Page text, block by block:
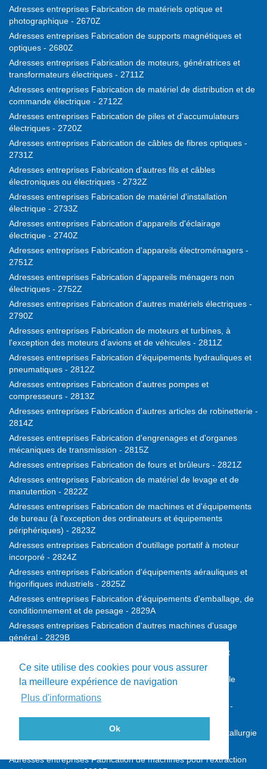
Ce site utilise des cookies pour vous assurer
la meilleure expérience de navigation
Plus d'informations
Ok
Adresses entreprises Fabrication de matériels optique et
photographique - 2670Z
Adresses entreprises Fabrication de supports magnétiques et
optiques - 2680Z
Adresses entreprises Fabrication de moteurs, génératrices et
transformateurs électriques - 2711Z
Adresses entreprises Fabrication de matériel de distribution et de
commande électrique - 2712Z
Adresses entreprises Fabrication de piles et d'accumulateurs
électriques - 2720Z
Adresses entreprises Fabrication de câbles de fibres optiques -
2731Z
Adresses entreprises Fabrication d'autres fils et câbles
électroniques ou électriques - 2732Z
Adresses entreprises Fabrication de matériel d'installation
électrique - 2733Z
Adresses entreprises Fabrication d'appareils d'éclairage
électrique - 2740Z
Adresses entreprises Fabrication d'appareils électroménagers -
2751Z
Adresses entreprises Fabrication d'appareils ménagers non
électriques - 2752Z
Adresses entreprises Fabrication d'autres matériels électriques -
2790Z
Adresses entreprises Fabrication de moteurs et turbines, à
l'exception des moteurs d’avions et de véhicules - 2811Z
Adresses entreprises Fabrication d'équipements hydrauliques et
pneumatiques - 2812Z
Adresses entreprises Fabrication d'autres pompes et
compresseurs - 2813Z
Adresses entreprises Fabrication d'autres articles de robinetterie -
2814Z
Adresses entreprises Fabrication d'engrenages et d'organes
mécaniques de transmission - 2815Z
Adresses entreprises Fabrication de fours et brûleurs - 2821Z
Adresses entreprises Fabrication de matériel de levage et de
manutention - 2822Z
Adresses entreprises Fabrication de machines et d'équipements
de bureau (à l'exception des ordinateurs et équipements
périphériques) - 2823Z
Adresses entreprises Fabrication d'outillage portatif à moteur
incorporé - 2824Z
Adresses entreprises Fabrication d'équipements aérauliques et
frigorifiques industriels - 2825Z
Adresses entreprises Fabrication d'équipements d'emballage, de
conditionnement et de pesage - 2829A
Adresses entreprises Fabrication d'autres machines d'usage
général - 2829B
Adresses entreprises Fabrication de machines agricoles et
forestières - 2830Z
Adresses entreprises Fabrication de machines-outils pour le
Adresses entreprises Fabrication d'autres machines-outils -
2849Z
Adresses entreprises Fabrication de machines pour la métallurgie
Adresses entreprises Fabrication de machines pour l'extraction